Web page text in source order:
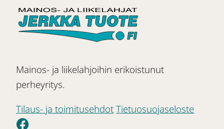
Mainos- ja liikelahjoihin erikoistunut
perheyritys.
Tilaus- ja toimitusehdot Tietuosuojaseloste